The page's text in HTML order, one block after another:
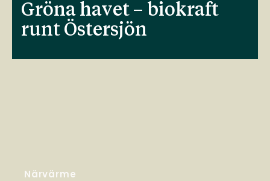
Gröna havet – biokraft
runt Östersjön
Närvärme